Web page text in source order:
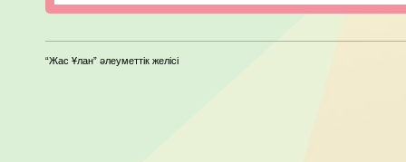
“Жас Ұлан” әлеуметтік желісі